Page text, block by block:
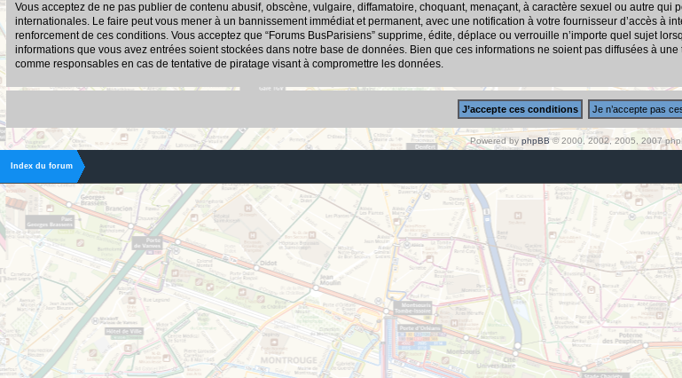
Vous acceptez de ne pas publier de contenu abusif, obscène, vulgaire, diffamatoire, choquant, menaçant, à caractère sexuel ou autre
internationales. Le faire peut vous mener à un bannissement immédiat et permanent, avec une notification à votre fournisseur d’accès à
renforcement de ces conditions. Vous acceptez que “Forums BusParisiens” supprime, édite, déplace ou verrouille n’importe quel sujet
informations que vous avez entrées soient stockées dans notre base de données. Bien que ces informations ne soient pas diffusées à
comme responsables en cas de tentative de piratage visant à compromettre les données.
Powered by phpBB© 2000, 2002, 2005, 2007
Index du forum